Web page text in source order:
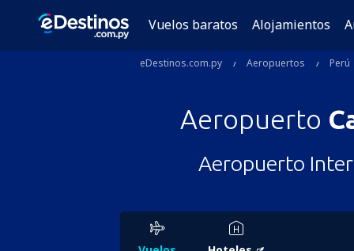
Vuelos baratos Alojamientos
eDestinos.com.py Aeropuertos Perú
Aeropuerto
Aeropuerto